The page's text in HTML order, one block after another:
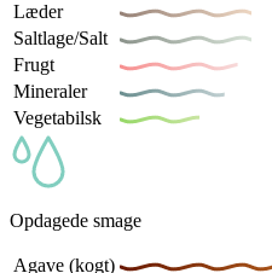
Læder
Saltlage/Salt
Frugt
Mineraler
Vegetabilsk
Opdagede smage
Agave (kogt)